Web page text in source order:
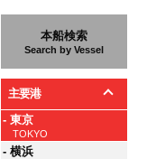
本船検索
Search by Vessel
主要港
- 東京
TOKYO
- 横浜